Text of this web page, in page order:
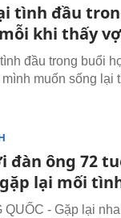
tình đầu
khi thấy vợ
đầu trong buổi
mình muốn sống
đàn ông 72
lại mối
QUỐC - Gặp lại